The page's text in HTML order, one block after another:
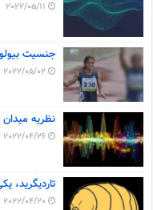
2022/05/11
جنسیت
2022/05/02
نظریه میدان
2022/04/26
تاردیگرید،
2022/04/20